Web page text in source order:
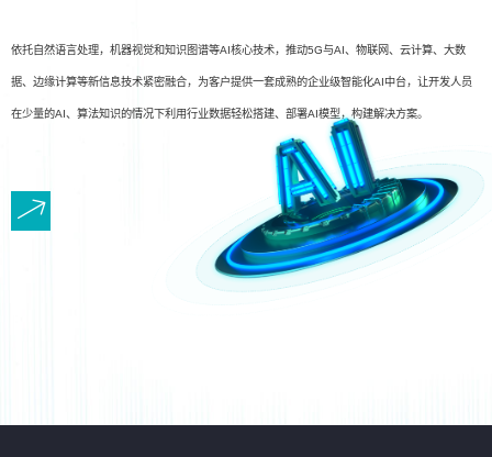
依托自然语言处理，机器视觉和知识图谱等AI核心技术，推动5G与AI、物联网、云计算、大数
据、边缘计算等新信息技术紧密融合，为客户提供一套成熟的企业级智能化AI中台，让开发人员
在少量的AI、算法知识的情况下利用行业数据轻松搭建、部署AI模型，构建解决方案。